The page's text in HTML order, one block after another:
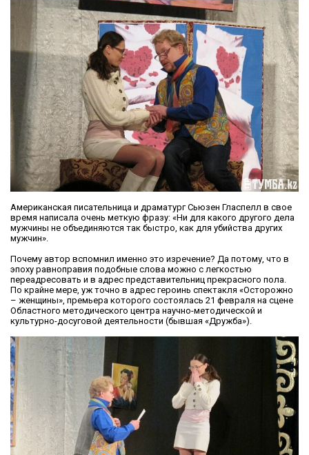
Американская писательница и драматург Сьюзен Гласпелл в свое
время написала очень меткую фразу: «Ни для какого другого дела
мужчины не объединяются так быстро, как для убийства других
мужчин».
Почему автор вспомнил именно это изречение? Да потому, что в
эпоху равноправия подобные слова можно с легкостью
переадресовать и в адрес представительниц прекрасного пола.
По крайне мере, уж точно в адрес героинь спектакля «Осторожно
– женщины», премьера которого состоялась 21 февраля на сцене
Областного методического центра научно-методической и
культурно-досуговой деятельности (бывшая «Дружба»).